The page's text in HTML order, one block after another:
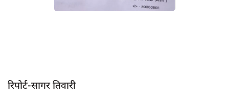
latest
रिपोर्ट-सागर तिवारी